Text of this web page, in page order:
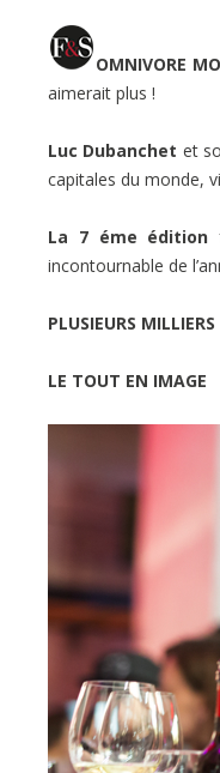
OMNIVORE
aimerait plus !
Luc Dubanchet et
capitales du monde,
La 7 éme édition
incontournable de
PLUSIEURS
LE TOUT EN IMAGE